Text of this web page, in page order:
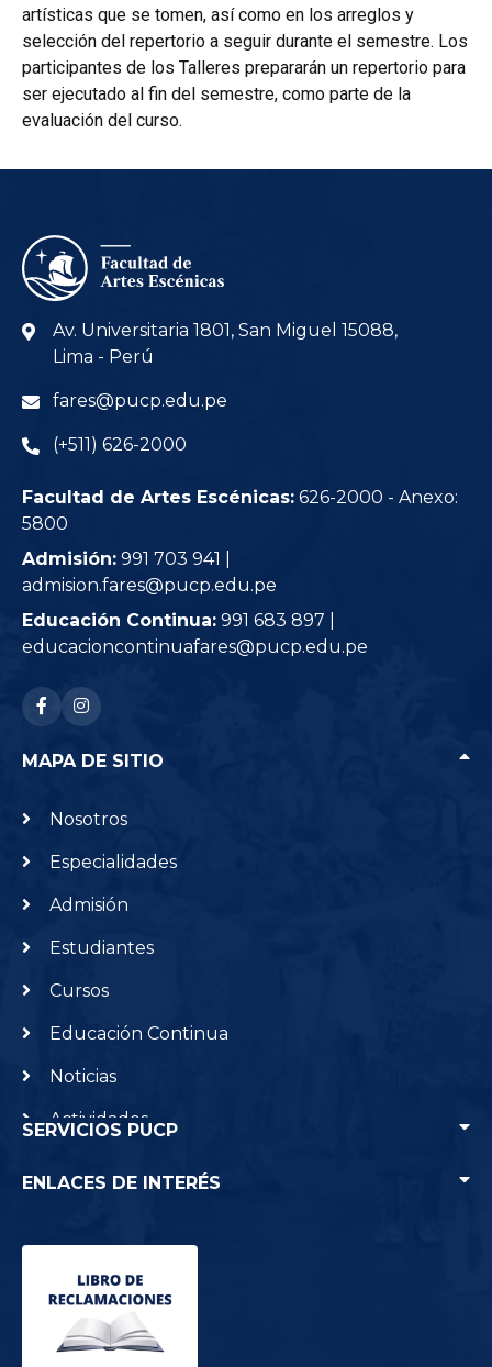
artísticas que se tomen, así como en los arreglos y
selección del repertorio a seguir durante el semestre. Los
participantes de los Talleres prepararán un repertorio para
ser ejecutado al fin del semestre, como parte de la
evaluación del curso.
Av. Universitaria 1801, San Miguel 15088,
Lima - Perú
fares@pucp.edu.pe
(+511) 626-2000
Facultad de Artes Escénicas: 626-2000 - Anexo:
5800
Admisión: 991 703 941 |
admision.fares@pucp.edu.pe
Educación Continua: 991 683 897 |
educacioncontinuafares@pucp.edu.pe
RRSS: facebook-f
RRSS: instagram
MAPA DE SITIO
Nosotros
Especialidades
Admisión
Estudiantes
Cursos
Educación Continua
Noticias
Actividades
Preguntas frecuentes
SERVICIOS PUCP
Punto Edu
Servicio de Salud
Campus virtual
Correo PUCP
ENLACES DE INTERÉS
Home PUCP
Intercambio académico
Centro Cultural CCPUCP